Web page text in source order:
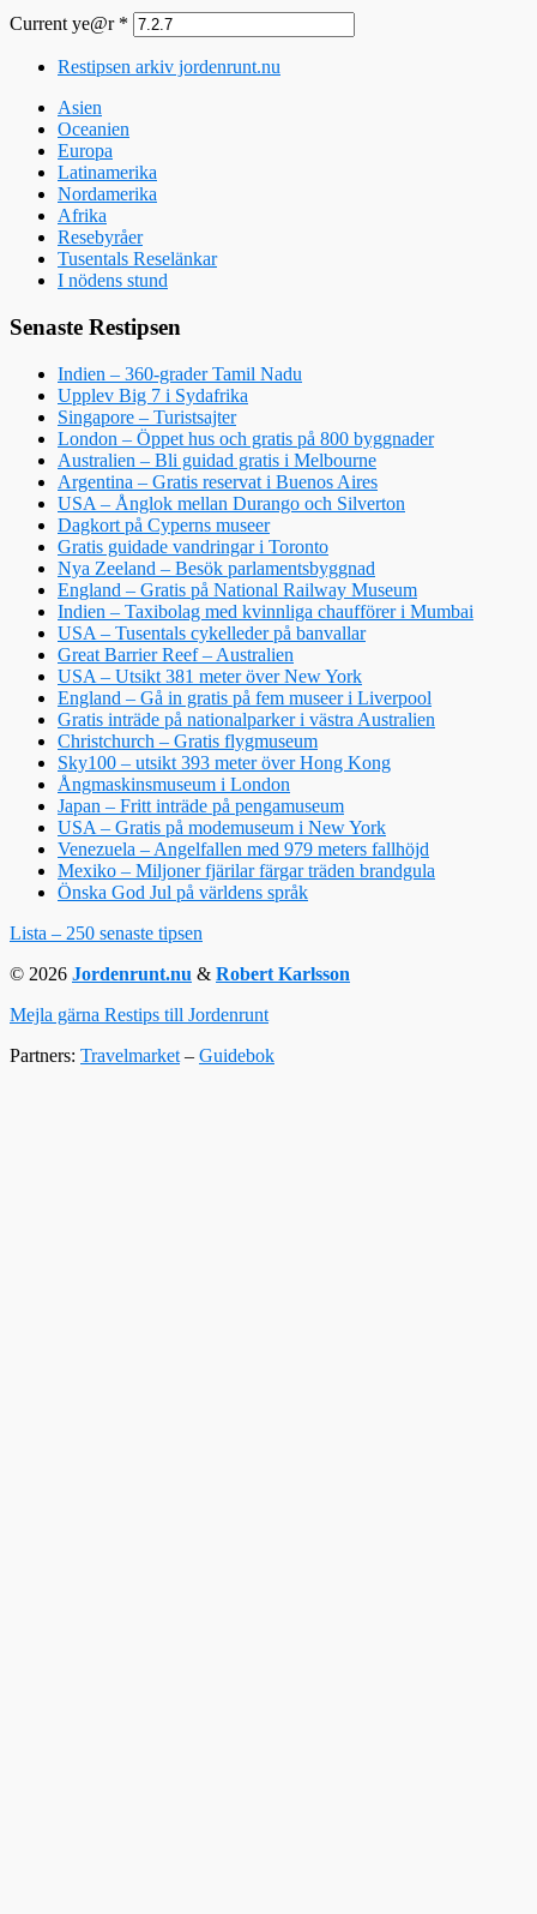
Current ye@r *
Restipsen arkiv jordenrunt.nu
Asien
Oceanien
Europa
Latinamerika
Nordamerika
Afrika
Resebyråer
Tusentals Reselänkar
I nödens stund
Senaste Restipsen
Indien – 360-grader Tamil Nadu
Upplev Big 7 i Sydafrika
Singapore – Turistsajter
London – Öppet hus och gratis på 800 byggnader
Australien – Bli guidad gratis i Melbourne
Argentina – Gratis reservat i Buenos Aires
USA – Ånglok mellan Durango och Silverton
Dagkort på Cyperns museer
Gratis guidade vandringar i Toronto
Nya Zeeland – Besök parlamentsbyggnad
England – Gratis på National Railway Museum
Indien – Taxibolag med kvinnliga chaufförer i Mumbai
USA – Tusentals cykelleder på banvallar
Great Barrier Reef – Australien
USA – Utsikt 381 meter över New York
England – Gå in gratis på fem museer i Liverpool
Gratis inträde på nationalparker i västra Australien
Christchurch – Gratis flygmuseum
Sky100 – utsikt 393 meter över Hong Kong
Ångmaskinsmuseum i London
Japan – Fritt inträde på pengamuseum
USA – Gratis på modemuseum i New York
Venezuela – Angelfallen med 979 meters fallhöjd
Mexiko – Miljoner fjärilar färgar träden brandgula
Önska God Jul på världens språk
Lista – 250 senaste tipsen
© 2026 Jordenrunt.nu & Robert Karlsson
Mejla gärna Restips till Jordenrunt
Partners: Travelmarket – Guidebok